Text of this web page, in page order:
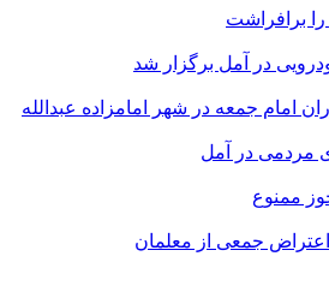
برافراشت
در آمل برگزار شد
امام جمعه در شهر امامزاده عبدالله
در آمل
ممنوع
جمعی از معلمان